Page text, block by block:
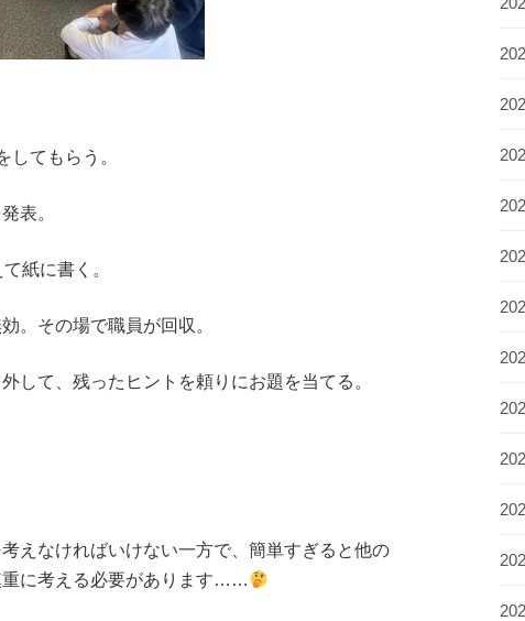
てもらう。
表。
紙に書く。
。その場で職員が回収。
して、残ったヒントを頼りにお題を当てる。
えなければいけない一方で、簡単すぎると他の
重に考える必要があります……